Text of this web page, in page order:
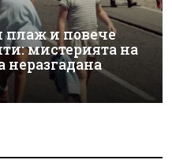
плаж и повече
мистерията на
неразгадана